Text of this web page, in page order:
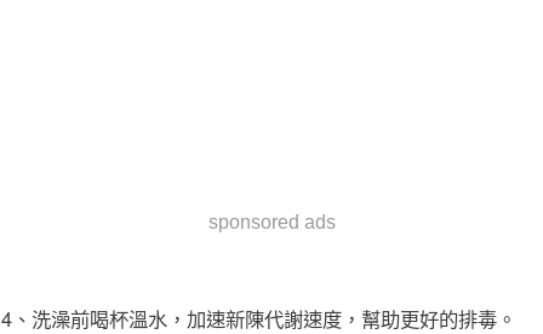
sponsored ads
4、洗澡前喝杯溫水，加速新陳代謝速度，幫助更好的排毒。